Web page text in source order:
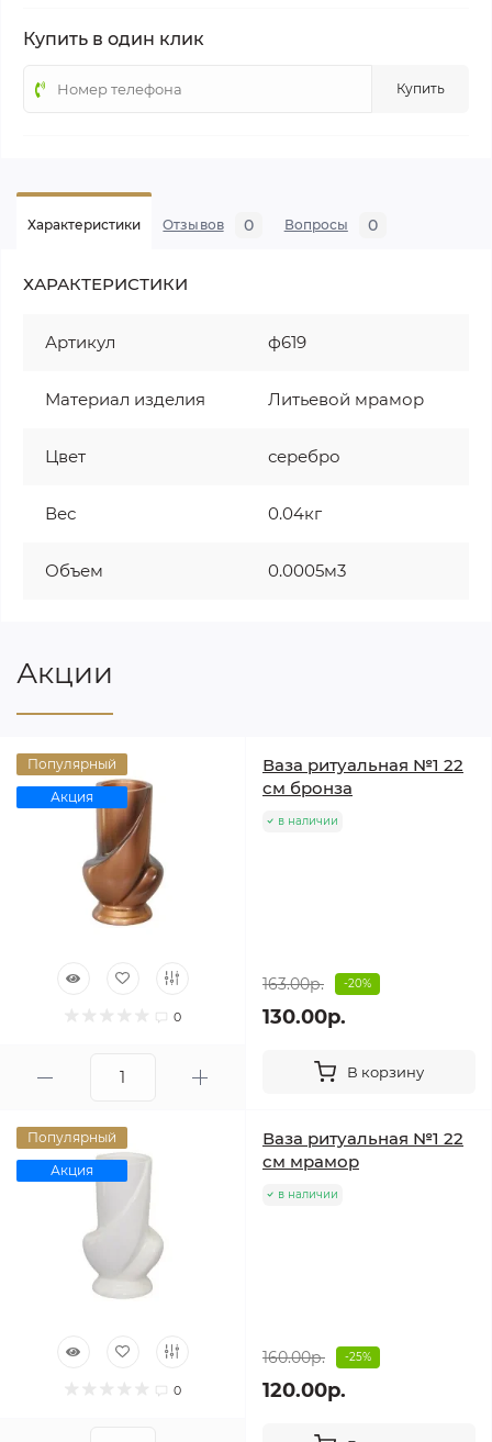
Купить в один клик
Купить
Характеристики Отзывов 0 Вопросы 0
ХАРАКТЕРИСТИКИ
Артикул ф619
Материал изделия Литьевой мрамор
Цвет серебро
Вес 0.04кг
Объем 0.0005м3
Акции
Популярный
Акция
0
Ваза ритуальная №1 22
см бронза
в наличии
163.00р. -20%
130.00р.
В корзину
Популярный
Акция
0
Ваза ритуальная №1 22
см мрамор
в наличии
160.00р. -25%
120.00р.